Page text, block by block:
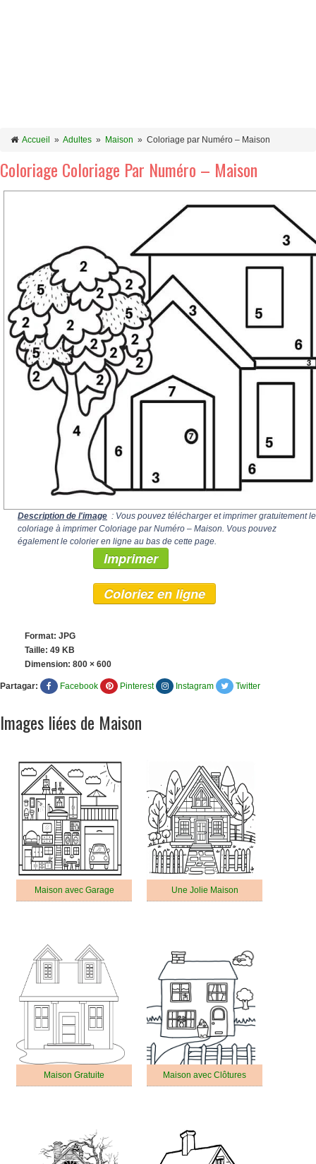
Accueil » Adultes » Maison » Coloriage par Numéro – Maison
Coloriage Coloriage Par Numéro – Maison
Description de l'image : Vous pouvez télécharger et imprimer gratuitement le
coloriage à imprimer Coloriage par Numéro – Maison. Vous pouvez
également le colorier en ligne au bas de cette page.
Imprimer
Coloriez en ligne
Format: JPG
Taille: 49 KB
Dimension: 800 × 600
Partagar: Facebook Pinterest Instagram Twitter
Images liées de Maison
Maison avec Garage Une Jolie Maison
Maison Gratuite Maison avec Clôtures